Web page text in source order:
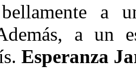
bellamente a
a un
Esperanza